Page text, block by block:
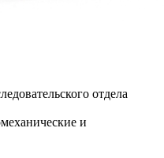
отдела
и